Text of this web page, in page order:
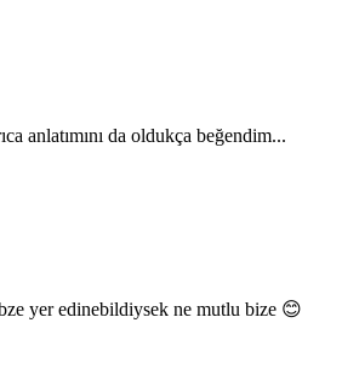
anlatımını da oldukça beğendim...
yer edinebildiysek ne mutlu bize 😊